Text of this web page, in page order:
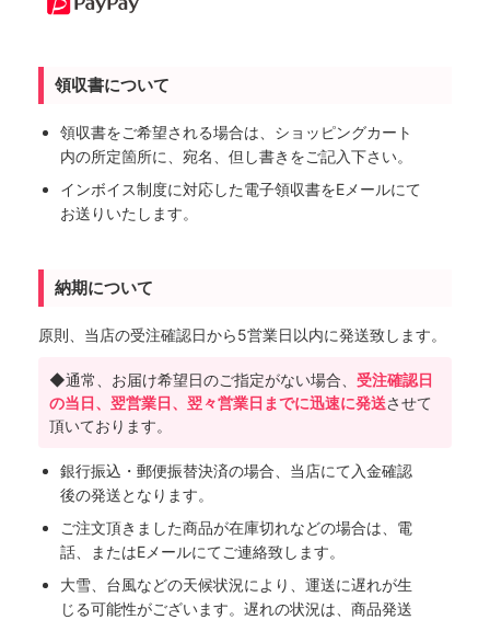
領収書について
領収書をご希望される場合は、ショッピングカート
内の所定箇所に、宛名、但し書きをご記入下さい。
インボイス制度に対応した電子領収書をEメールにて
お送りいたします。
納期について
原則、当店の受注確認日から5営業日以内に発送致します。
◆通常、お届け希望日のご指定がない場合、 受注確認日
の当日、翌営業日、翌々営業日までに迅速に発送させて
頂いております。
銀行振込・郵便振替決済の場合、当店にて入金確認
後の発送となります。
ご注文頂きました商品が在庫切れなどの場合は、電
話、またはEメールにてご連絡致します。
大雪、台風などの天候状況により、運送に遅れが生
じる可能性がございます。遅れの状況は、商品発送